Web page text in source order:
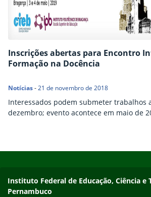
Inscrições abertas para Encontro
Formação na Docência
Notícias-21 de novembro de 2018
Interessados podem submeter trabalhos
dezembro; evento acontece em maio de
Instituto Federal de Educação, Ciência e
Pernambuco